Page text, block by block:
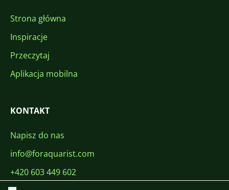
Strona główna
Inspiracje
Przeczytaj
Aplikacja mobilna
KONTAKT
Napisz do nas
info@foraquarist.com
+420 603 449 602